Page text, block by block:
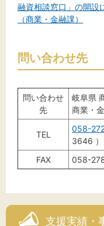
支援実績・
融資相談窓口」の開設
（商業・金融課）
問い合わせ先
問い合わせ
先
岐阜県
商業・
TEL
058-
3646 ）
FAX
058-